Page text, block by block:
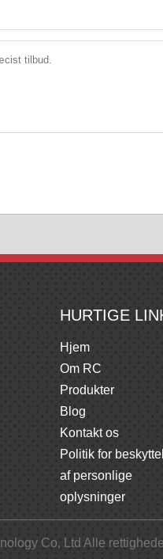
HURTIGE
Hjem
Om RC
Produkter
Blog
Kontakt os
Politik for
af personlige
oplysninger
Co, Ltd Alle